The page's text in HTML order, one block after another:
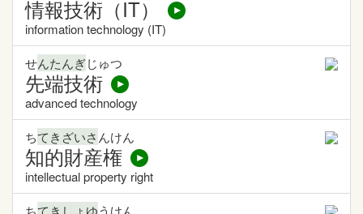
情報技術（IT）
information technology (IT)
せんたんぎじゅつ
先端技術
advanced technology
ちてきざいさ んけん
知的財産権
intellectual property right
ちてきしょゆうけん